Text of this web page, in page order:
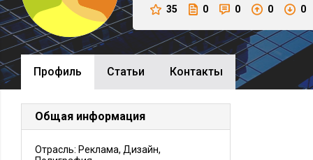
35 0 0 0 0
Профиль Cтатьи Контакты
Общая информация
Отрасль: Реклама, Дизайн,